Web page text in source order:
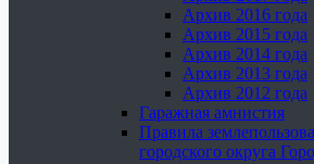
Архив 2016 года
Архив 2015 года
Архив 2014 года
Архив 2013 года
Архив 2012 года
Гаражная амнистия
Правила
городского округа